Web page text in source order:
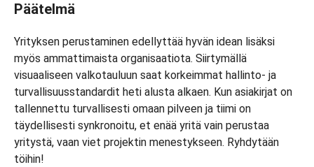
Päätelmä
Yrityksen perustaminen edellyttää hyvän idean lisäksi
myös ammattimaista organisaatiota. Siirtymällä
visuaaliseen valkotauluun saat korkeimmat hallinto- ja
turvallisuusstandardit heti alusta alkaen. Kun asiakirjat on
tallennettu turvallisesti omaan pilveen ja tiimi on
täydellisesti synkronoitu, et enää yritä vain perustaa
yritystä, vaan viet projektin menestykseen. Ryhdytään
töihin!